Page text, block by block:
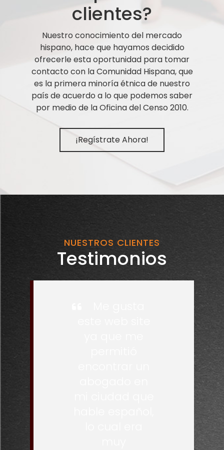
clientes?
Nuestro conocimiento del mercado
hispano, hace que hayamos decidido
ofrecerle esta oportunidad para tomar
contacto con la Comunidad Hispana, que
es la primera minoría étnica de nuestro
país de acuerdo a lo que podemos saber
por medio de la Oficina del Censo 2010.
¡Regístrate Ahora!
NUESTROS CLIENTES
Testimonios